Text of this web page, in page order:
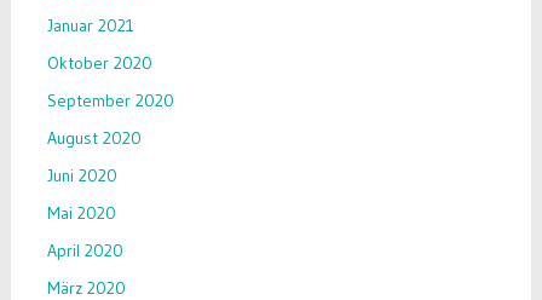
Januar 2021
Oktober 2020
September 2020
August 2020
Juni 2020
Mai 2020
April 2020
März 2020